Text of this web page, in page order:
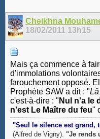
Cheikhna
18/02/2011 13h15
Mais ça commence à
d'immolations
farouchement opposé.
Prophète SAW a dit : "
c'est-à-dire : " Nul n'a le
n'est Le Maître du feu"
"Seul le silence est grand,
(Alfred de Vigny). "Je rends